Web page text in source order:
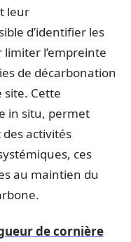
leur
d’identifier les
l’empreinte
de décarbonation
Cette
in situ, permet
des activités
ces
au maintien du
de cornière